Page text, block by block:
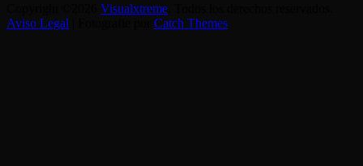
Visualxtreme
Aviso Legal
Catch Themes